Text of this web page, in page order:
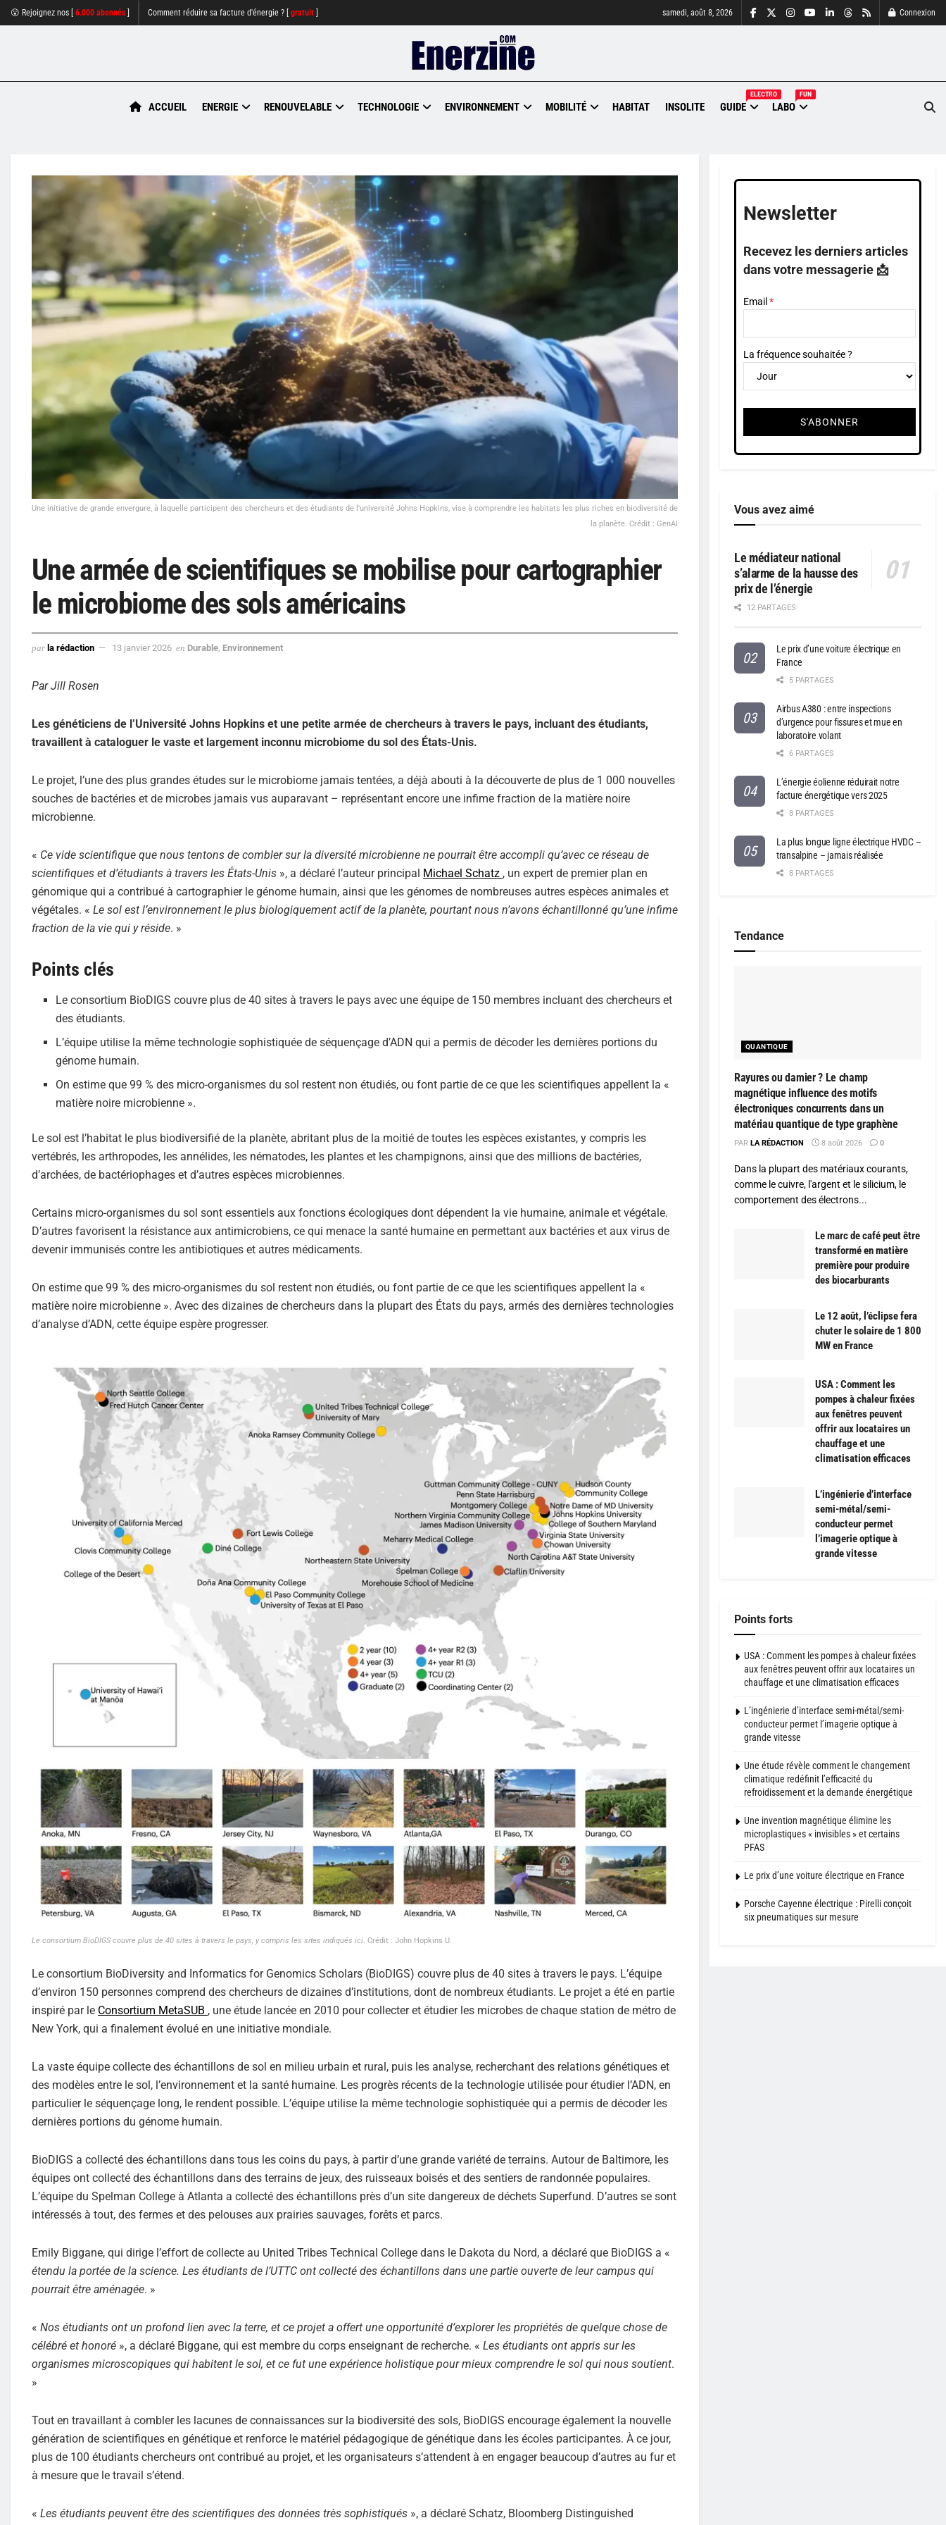
😮 Rejoignez nos [ 6.000 abonnés Comment réduire sa facture d'énergie ? [ gratuit samedi, août 8, 2026 Connexion
ACCUEIL ENERGIE RENOUVELABLE TECHNOLOGIE ENVIRONNEMENT MOBILITÉ HABITAT INSOLITE GUIDE
ELECTRO
LABO
FUN
Une initiative de grande envergure, à laquelle participent des chercheurs et des étudiants de l'université Johns Hopkins, vise à comprendre les habitats les plus riches en biodiversité de
la planète. Crédit : GenAI
Une armée de scientifiques se mobilise pour cartographier
le microbiome des sols américains
par la rédaction 13 janvier 2026 en Durable Environnement
Par Jill Rosen
Les généticiens de l’Université Johns Hopkins et une petite armée de chercheurs à travers le pays, incluant des étudiants,
travaillent à cataloguer le vaste et largement inconnu microbiome du sol des États-Unis.
Le projet, l’une des plus grandes études sur le microbiome jamais tentées, a déjà abouti à la découverte de plus de 1 000 nouvelles
souches de bactéries et de microbes jamais vus auparavant – représentant encore une infime fraction de la matière noire
microbienne.
« Ce vide scientifique que nous tentons de combler sur la diversité microbienne ne pourrait être accompli qu’avec ce réseau de
scientifiques et d’étudiants à travers les États-Unis », a déclaré l’auteur principal Michael Schatz , un expert de premier plan en
génomique qui a contribué à cartographier le génome humain, ainsi que les génomes de nombreuses autres espèces animales et
végétales. « Le sol est l’environnement le plus biologiquement actif de la planète, pourtant nous n’avons échantillonné qu’une infime
fraction de la vie qui y réside. »
Points clés
Le consortium BioDIGS couvre plus de 40 sites à travers le pays avec une équipe de 150 membres incluant des chercheurs et
des étudiants.
L’équipe utilise la même technologie sophistiquée de séquençage d’ADN qui a permis de décoder les dernières portions du
génome humain.
On estime que 99 % des micro-organismes du sol restent non étudiés, ou font partie de ce que les scientifiques appellent la «
matière noire microbienne ».
Le sol est l’habitat le plus biodiversifié de la planète, abritant plus de la moitié de toutes les espèces existantes, y compris les
vertébrés, les arthropodes, les annélides, les nématodes, les plantes et les champignons, ainsi que des millions de bactéries,
d’archées, de bactériophages et d’autres espèces microbiennes.
Certains micro-organismes du sol sont essentiels aux fonctions écologiques dont dépendent la vie humaine, animale et végétale.
D’autres favorisent la résistance aux antimicrobiens, ce qui menace la santé humaine en permettant aux bactéries et aux virus de
devenir immunisés contre les antibiotiques et autres médicaments.
On estime que 99 % des micro-organismes du sol restent non étudiés, ou font partie de ce que les scientifiques appellent la «
matière noire microbienne ». Avec des dizaines de chercheurs dans la plupart des États du pays, armés des dernières technologies
d’analyse d’ADN, cette équipe espère progresser.
Le consortium BioDIGS couvre plus de 40 sites à travers le pays, y compris les sites indiqués ici. Crédit : John Hopkins U.
Le consortium BioDiversity and Informatics for Genomics Scholars (BioDIGS) couvre plus de 40 sites à travers le pays. L’équipe
d’environ 150 personnes comprend des chercheurs de dizaines d’institutions, dont de nombreux étudiants. Le projet a été en partie
inspiré par le Consortium MetaSUB , une étude lancée en 2010 pour collecter et étudier les microbes de chaque station de métro de
New York, qui a finalement évolué en une initiative mondiale.
La vaste équipe collecte des échantillons de sol en milieu urbain et rural, puis les analyse, recherchant des relations génétiques et
des modèles entre le sol, l’environnement et la santé humaine. Les progrès récents de la technologie utilisée pour étudier l’ADN, en
particulier le séquençage long, le rendent possible. L’équipe utilise la même technologie sophistiquée qui a permis de décoder les
dernières portions du génome humain.
BioDIGS a collecté des échantillons dans tous les coins du pays, à partir d’une grande variété de terrains. Autour de Baltimore, les
équipes ont collecté des échantillons dans des terrains de jeux, des ruisseaux boisés et des sentiers de randonnée populaires.
L’équipe du Spelman College à Atlanta a collecté des échantillons près d’un site dangereux de déchets Superfund. D’autres se sont
intéressés à tout, des fermes et des pelouses aux prairies sauvages, forêts et parcs.
Emily Biggane, qui dirige l’effort de collecte au United Tribes Technical College dans le Dakota du Nord, a déclaré que BioDIGS a «
étendu la portée de la science. Les étudiants de l’UTTC ont collecté des échantillons dans une partie ouverte de leur campus qui
pourrait être aménagée. »
« Nos étudiants ont un profond lien avec la terre, et ce projet a offert une opportunité d’explorer les propriétés de quelque chose de
célébré et honoré », a déclaré Biggane, qui est membre du corps enseignant de recherche. « Les étudiants ont appris sur les
organismes microscopiques qui habitent le sol, et ce fut une expérience holistique pour mieux comprendre le sol qui nous soutient.
»
Tout en travaillant à combler les lacunes de connaissances sur la biodiversité des sols, BioDIGS encourage également la nouvelle
génération de scientifiques en génétique et renforce le matériel pédagogique de génétique dans les écoles participantes. À ce jour,
plus de 100 étudiants chercheurs ont contribué au projet, et les organisateurs s’attendent à en engager beaucoup d’autres au fur et
à mesure que le travail s’étend.
« Les étudiants peuvent être des scientifiques des données très sophistiqués », a déclaré Schatz, Bloomberg Distinguished
Newsletter
Recevez les derniers articles
dans votre messagerie 📩
Email
La fréquence souhaitée ?
Vous avez aimé
Le médiateur national
s’alarme de la hausse des
prix de l’énergie
12 PARTAGES
Le prix d’une voiture électrique en
France
5 PARTAGES
Airbus A380 : entre inspections
d’urgence pour fissures et mue en
laboratoire volant
6 PARTAGES
L’énergie éolienne réduirait notre
facture énergétique vers 2025
8 PARTAGES
La plus longue ligne électrique HVDC –
transalpine – jamais réalisée
8 PARTAGES
Tendance
QUANTIQUE
Rayures ou damier ? Le champ
magnétique influence des motifs
électroniques concurrents dans un
matériau quantique de type graphène
PAR LA RÉDACTION 8 août 2026 0
Dans la plupart des matériaux courants,
comme le cuivre, l'argent et le silicium, le
comportement des électrons...
Le marc de café peut être
transformé en matière
première pour produire
des biocarburants
Le 12 août, l’éclipse fera
chuter le solaire de 1 800
MW en France
USA : Comment les
pompes à chaleur fixées
aux fenêtres peuvent
offrir aux locataires un
chauffage et une
climatisation efficaces
L’ingénierie d’interface
semi-métal/semi-
conducteur permet
l’imagerie optique à
grande vitesse
Points forts
USA : Comment les pompes à chaleur fixées
aux fenêtres peuvent offrir aux locataires un
chauffage et une climatisation efficaces
L’ingénierie d’interface semi-métal/semi-
conducteur permet l’imagerie optique à
grande vitesse
Une étude révèle comment le changement
climatique redéfinit l’efficacité du
refroidissement et la demande énergétique
Une invention magnétique élimine les
microplastiques « invisibles » et certains
PFAS
Le prix d’une voiture électrique en France
Porsche Cayenne électrique : Pirelli conçoit
six pneumatiques sur mesure